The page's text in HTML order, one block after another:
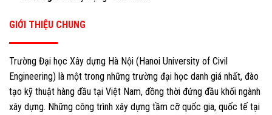
GIỚI THIỆU CHUNG
Trường Đại học Xây dựng Hà Nội (Hanoi University of Civil
Engineering) là một trong những trường đại học danh giá nhất, đào
tạo kỹ thuật hàng đầu tại Việt Nam, đồng thời đứng đầu khối ngành
xây dựng. Những công trình xây dựng tầm cỡ quốc gia, quốc tế tại